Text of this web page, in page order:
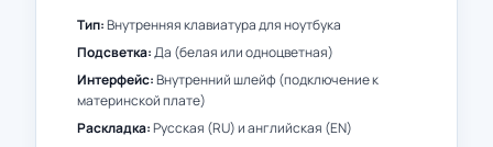
Тип:Внутренняя клавиатура для ноутбука
Подсветка:Да (белая или одноцветная)
Интерфейс:Внутренний шлейф (подключение к
материнской плате)
Раскладка:Русская (RU) и английская (EN)